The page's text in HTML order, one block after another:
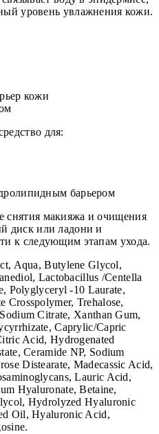
уровень увлажнения кожи.
кожи
для:
барьером
снятия макияжа и очищения
диск или ладони и
к следующим этапам ухода.
Aqua, Butylene Glycol,
Lactobacillus /Centella
Polyglyceryl -10 Laurate,
Trehalose,
Citrate, Xanthan Gum,
Caprylic/Capric
Acid, Hydrogenated
Ceramide NP, Sodium
Distearate, Madecassic Acid,
Lauric Acid,
Hyaluronate, Betaine,
Hydrolyzed Hyaluronic
Oil, Hyaluronic Acid,